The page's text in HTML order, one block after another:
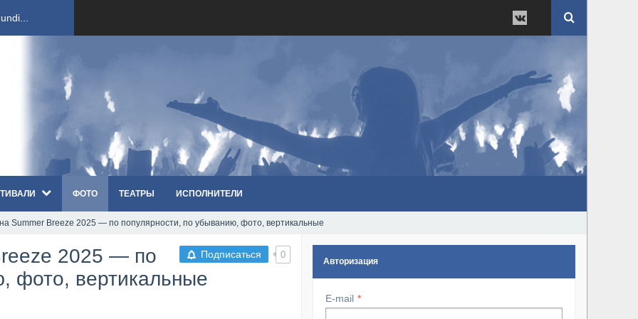
ко...
«Th... ФОТО ТЕАТРЫ ИСПОЛНИТЕЛИ
Summer Breeze 2025 — по популярности, по убыванию, фото, вертикальные
Подписаться 0
2025 — по
фото, вертикальные
Авторизация
E-mail